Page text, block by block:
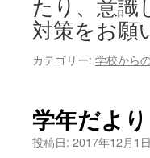
たり、意識
対策をお願
カテゴリー: 学校から
学年だよ
投稿日: 2017年12月1日